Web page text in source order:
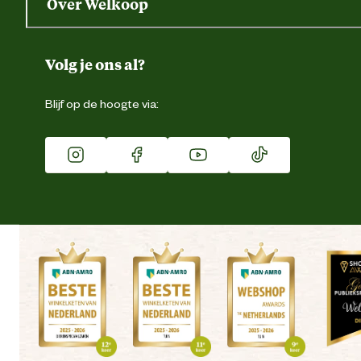
Gegevens wijzigen
Duurzaamheid
Franchise
Vacatures
Winkels
Volg je ons al?
Blijf op de hoogte via: